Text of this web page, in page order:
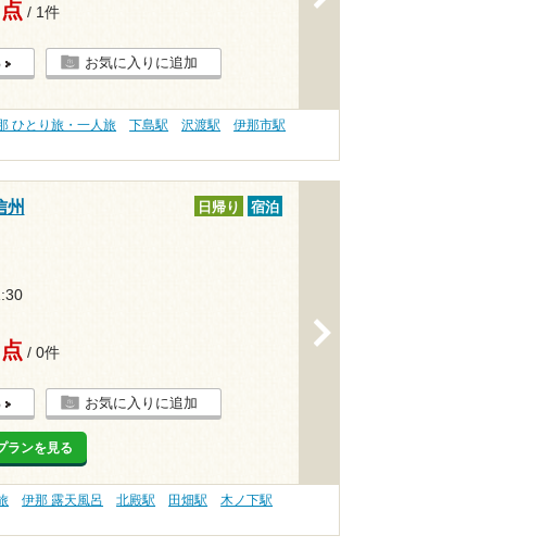
/ 1件
お気に入りに追加
ひとり旅・一人旅 下島駅 沢渡駅
伊那市駅
州
日帰り 宿泊
/ 0件
お気に入りに追加
ランを見る
伊那 露天風呂 北殿駅 田畑駅
木ノ下駅